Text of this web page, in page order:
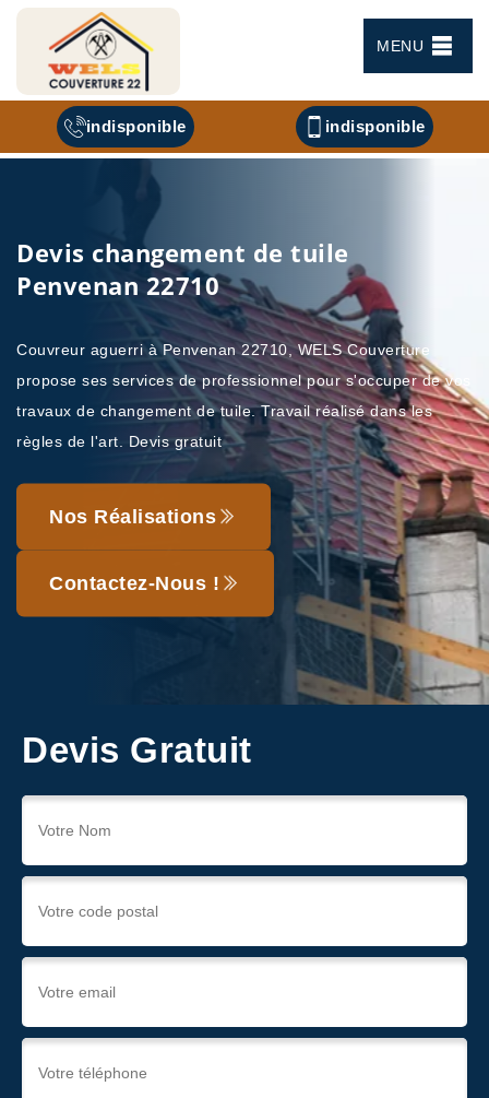
MENU
indisponible indisponible
Devis changement de tuile
Penvenan 22710
Couvreur aguerri à Penvenan 22710, WELS Couverture
propose ses services de professionnel pour s'occuper de vos
travaux de changement de tuile. Travail réalisé dans les
règles de l'art. Devis gratuit
Nos Réalisations
Contactez-Nous !
Devis Gratuit